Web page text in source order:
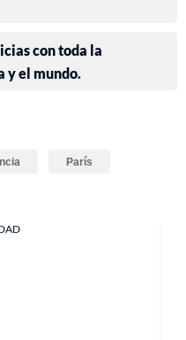
con toda la
y el mundo.
París